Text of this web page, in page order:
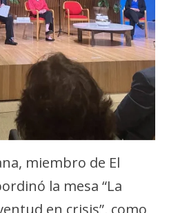
miembro de El
la mesa “La